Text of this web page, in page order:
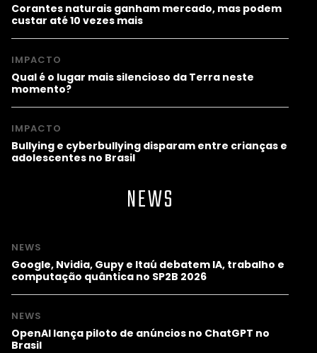
Corantes naturais ganham mercado, mas podem
custar até 10 vezes mais
IMPACTO
Qual é o lugar mais silencioso da Terra neste
momento?
IMPACTO
Bullying e cyberbullying disparam entre crianças e
adolescentes no Brasil
NEWS
NEWS
Google, Nvidia, Gupy e Itaú debatem IA, trabalho e
computação quântica no SP2B 2026
NEWS
OpenAI lança piloto de anúncios no ChatGPT no
Brasil